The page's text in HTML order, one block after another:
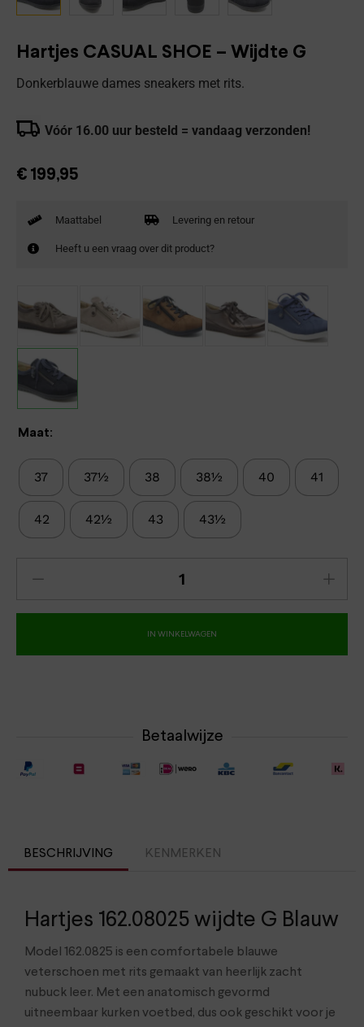
Hartjes CASUAL SHOE – Wijdte G
Donkerblauwe dames sneakers met rits.
Vóór 16.00 uur besteld = vandaag verzonden!
€ 199,95
Maattabel Levering en retour
Heeft u een vraag over dit product?
Maat:
37 37½ 38 38½ 40 41
42 42½ 43 43½
IN WINKELWAGEN
Betaalwijze
BESCHRIJVING KENMERKEN
Hartjes 162.08025 wijdte G Blauw
Model 162.0825 is een comfortabele blauwe
veterschoen met rits gemaakt van heerlijk zacht
nubuck leer. Met een anatomisch gevormd
uitneembaar kurken voetbed, dus ook geschikt voor je